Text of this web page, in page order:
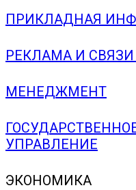
ПРИКЛАДНАЯ
РЕКЛАМА И
МЕНЕДЖМЕНТ
УПРАВЛЕНИЕ
ЭКОНОМИКА